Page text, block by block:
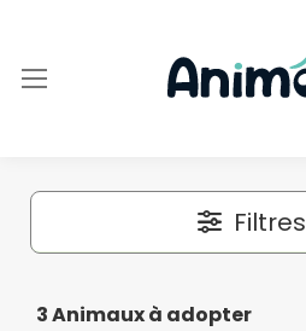
3Animaux à adopter
Filtres
Localisation